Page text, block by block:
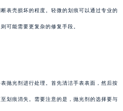
表壳损坏的程度。轻微的划痕可以通过专业的
可能需要更复杂的修复手段。
抛光剂进行处理。首先清洁手表表面，然后按
划痕消失。需要注意的是，抛光剂的选择要与